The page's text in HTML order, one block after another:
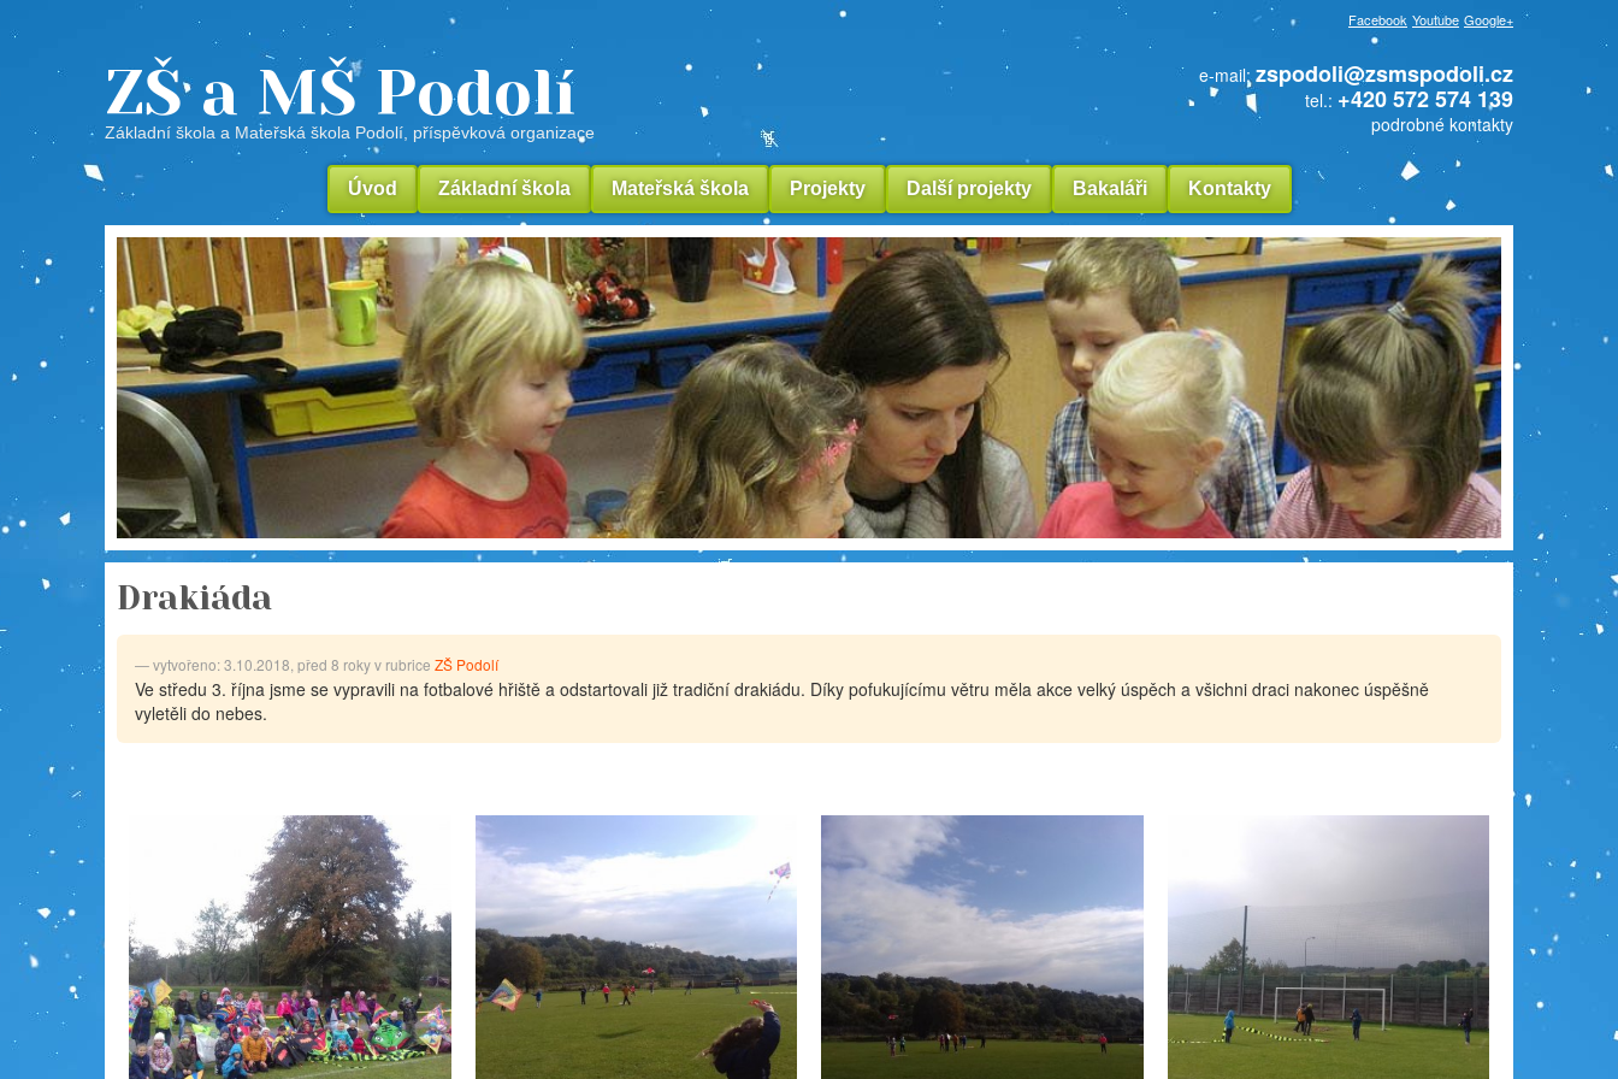
Facebook Youtube Google+
ZŠ a MŠ Podolí
Základní škola a Mateřská škola Podolí, příspěvková organizace
e-mail:zspodoli@zsmspodoli.cz
tel.: +420 572 574 139
podrobné kontakty
Úvod Základní škola Mateřská škola Projekty Další projekty Bakaláři Kontakty
Drakiáda
vytvořeno: 3.10.2018, před 8 roky v rubrice ZŠ Podolí
Ve středu 3. října jsme se vypravili na fotbalové hřiště a odstartovali již tradiční drakiádu. Díky pofukujícímu větru měla akce velký úspěch a všichni draci nakonec úspěšně
vyletěli do nebes.